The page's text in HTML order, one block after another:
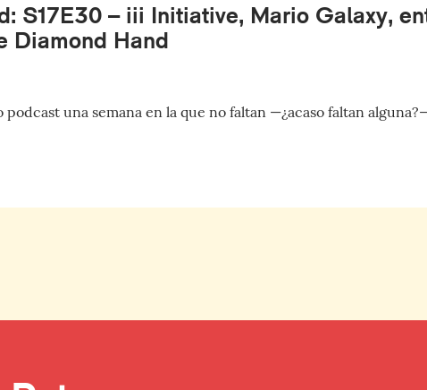
S17E30 – iii Initiative, Mario Galaxy,
Diamond Hand
una semana en la que no faltan —¿acaso faltan